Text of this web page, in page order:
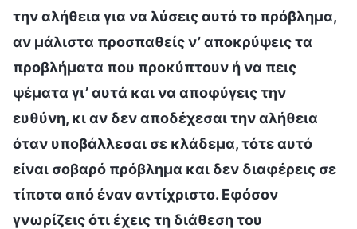
την αλήθεια για να λύσεις αυτό το πρόβλημα,
αν μάλιστα προσπαθείς ν’ αποκρύψεις τα
προβλήματα που προκύπτουν ή να πεις
ψέματα γι’ αυτά και να αποφύγεις την
ευθύνη, κι αν δεν αποδέχεσαι την αλήθεια
όταν υποβάλλεσαι σε κλάδεμα, τότε αυτό
είναι σοβαρό πρόβλημα και δεν διαφέρεις σε
τίποτα από έναν αντίχριστο. Εφόσον
γνωρίζεις ότι έχεις τη διάθεση του